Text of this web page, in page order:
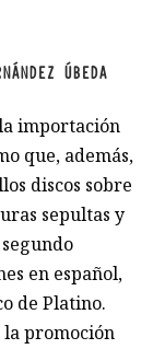
ÚBEDA
importación
que, además,
discos sobre
sepultas y
en español,
de Platino.
la promoción